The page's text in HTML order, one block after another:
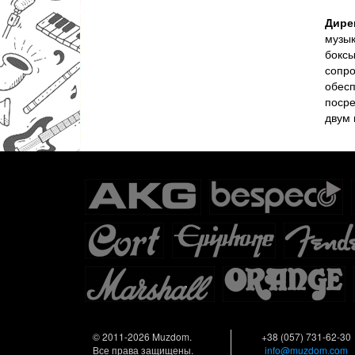
боксы
двум
© 2011-2026 Muzdom.
Все права защищены.
+38 (057) 731-62-30
info@muzdom.com